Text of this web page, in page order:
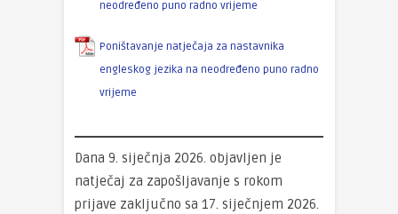
neodređeno puno radno vrijeme
Poništavanje natječaja za nastavnika
engleskog jezika na neodređeno puno radno
vrijeme
Dana 9. siječnja 2026. objavljen je
natječaj za zapošljavanje s rokom
prijave zaključno sa 17. siječnjem 2026.